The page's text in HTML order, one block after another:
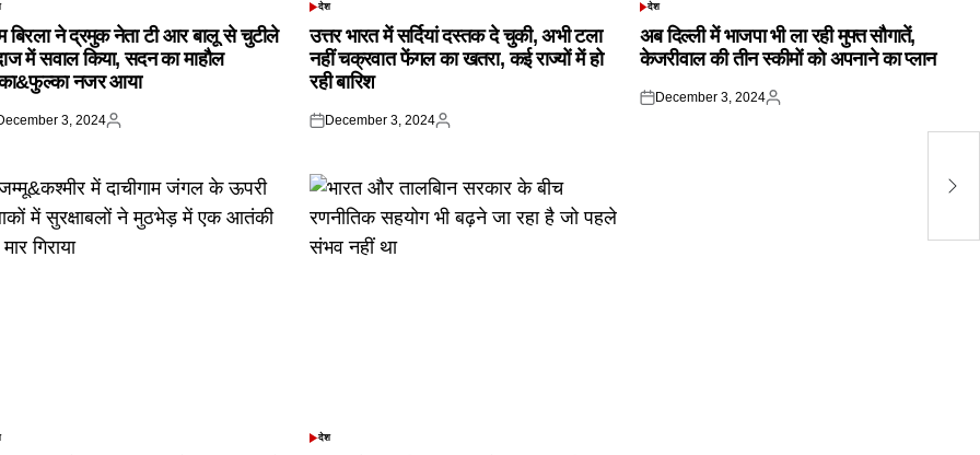
बिरला ने द्रमुक नेता टी आर बालू से चुटीले
में सवाल किया, सदन का माहौल
नजर आया
3, 2024
Posted
POSTED
देश
उत्तर भारत में सर्दियां दस्तक दे चुकी, अभी टला
नहीं चक्रवात फेंगल का खतरा, कई राज्यों में हो
रही बारिश
Posted
December 3, 2024
Posted
POSTED
देश
अब दिल्ली में भाजपा भी ला रही मुफ्त सौगातें,
केजरीवाल की तीन स्कीमों को अपनाने का प्लान
Posted
December 3, 2024
Posted
POSTED
देश